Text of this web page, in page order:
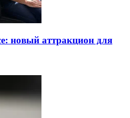
новый аттракцион для